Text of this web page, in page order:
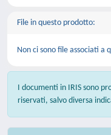
File in questo prodotto:
Non ci sono file associati a
I documenti in IRIS sono
riservati, salvo diversa